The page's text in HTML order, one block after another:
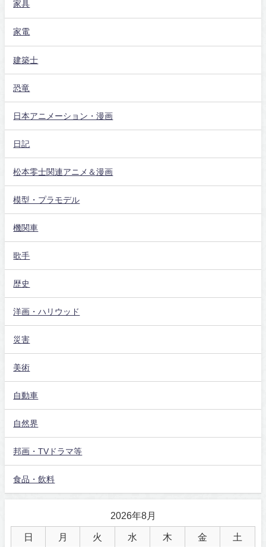
家具
家電
建築士
恐竜
日本アニメーション・漫画
日記
松本零士関連アニメ＆漫画
模型・プラモデル
機関車
歌手
歴史
洋画・ハリウッド
災害
美術
自動車
自然界
邦画・TVドラマ等
食品・飲料
2026年8月
日 月 火 水 木 金 土